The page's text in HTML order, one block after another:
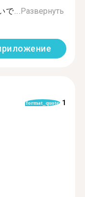
で...Развернуть
format_quote 1